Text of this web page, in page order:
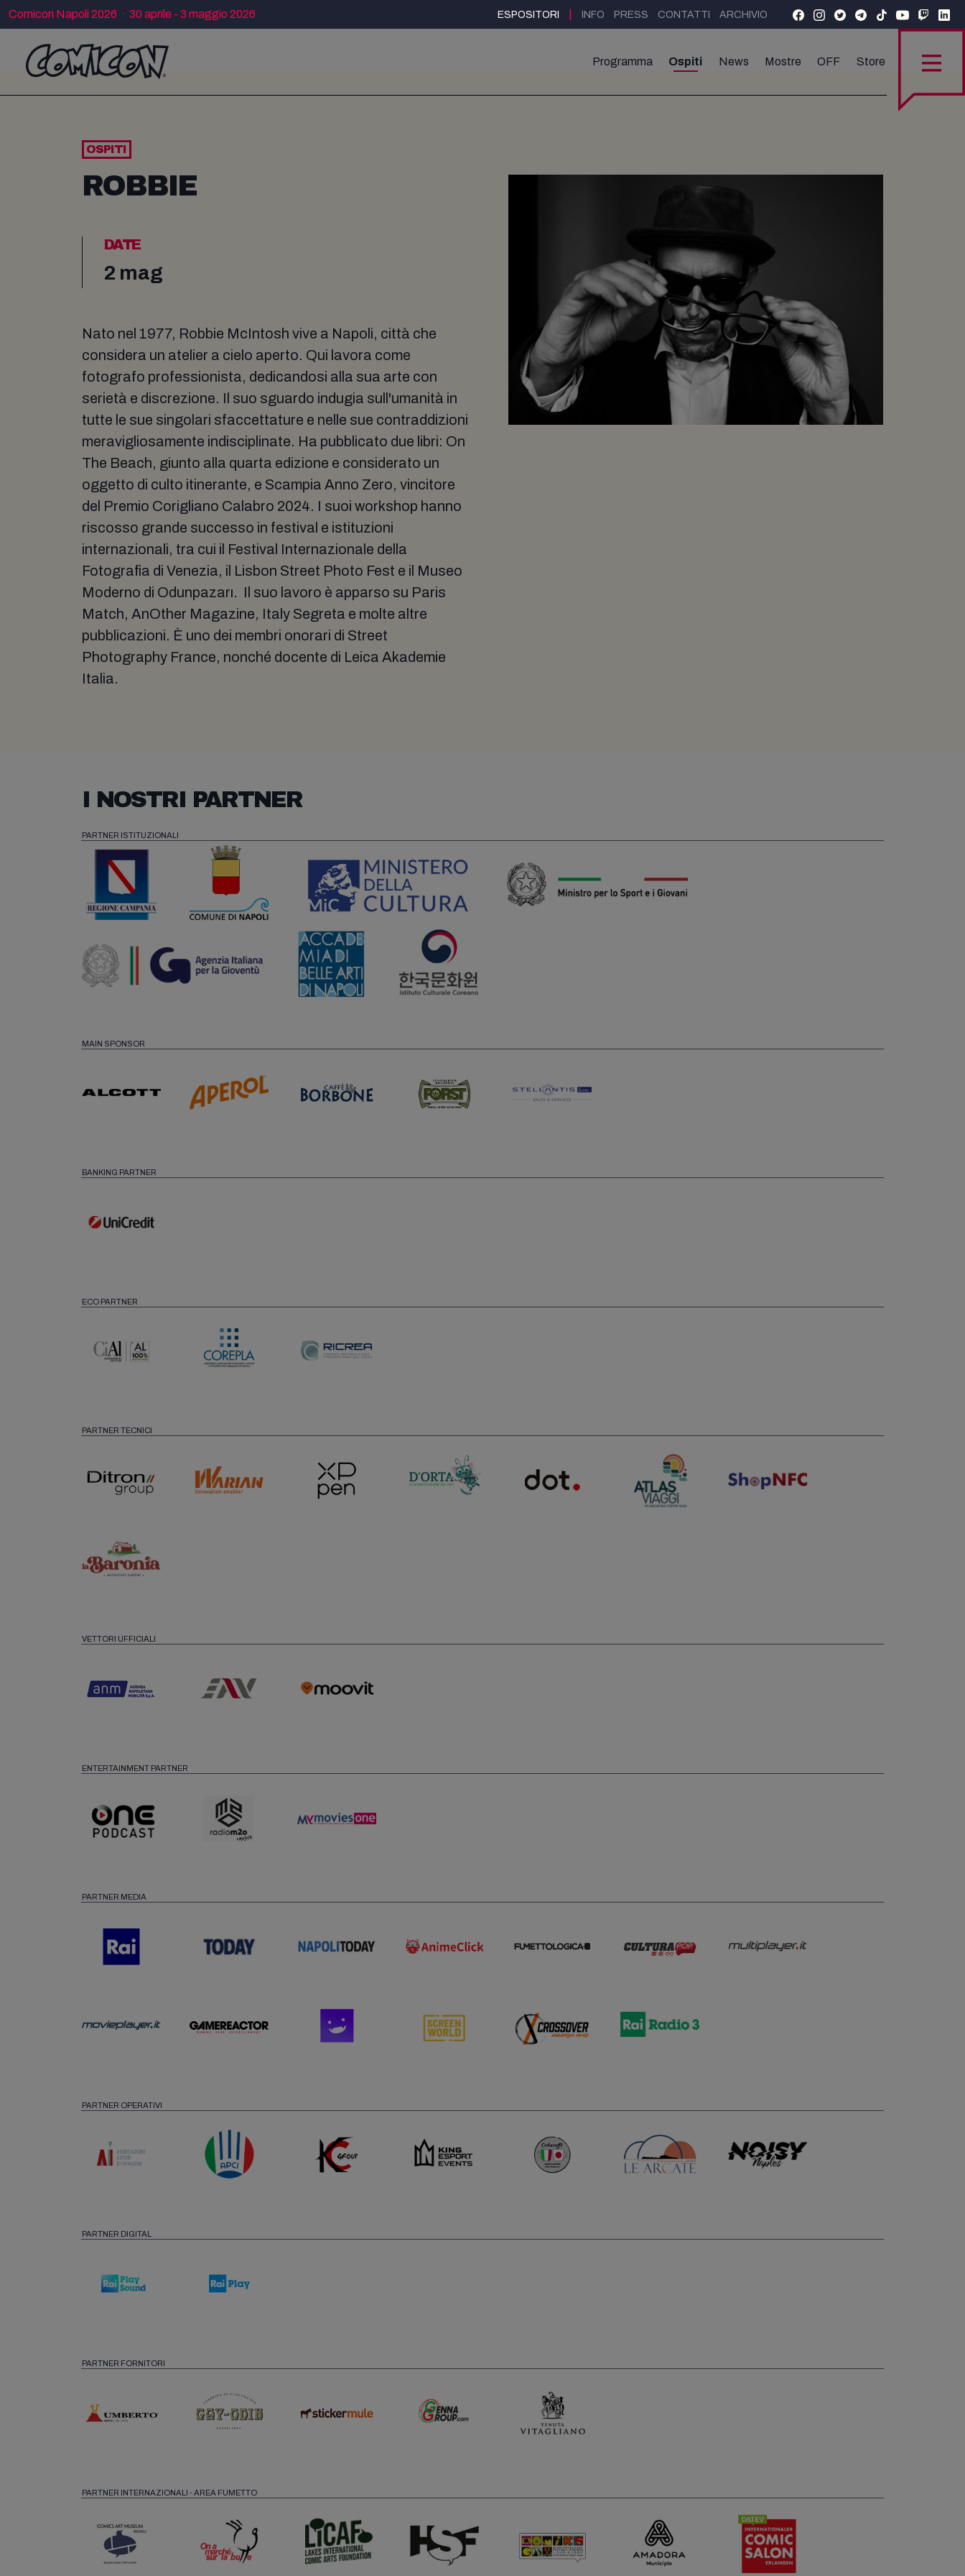
Comicon Napoli 2026 · 30 aprile - 3 maggio 2026 ESPOSITORI INFO PRESS CONTATTI ARCHIVIO
Programma Ospiti News Mostre OFF Store
OSPITI
ROBBIE
DATE
2 mag
Nato nel 1977, Robbie McIntosh vive a Napoli, città che
considera un atelier a cielo aperto. Qui lavora come
fotografo professionista, dedicandosi alla sua arte con
serietà e discrezione. Il suo sguardo indugia sull'umanità in
tutte le sue singolari sfaccettature e nelle sue contraddizioni
meravigliosamente indisciplinate. Ha pubblicato due libri: On
The Beach, giunto alla quarta edizione e considerato un
oggetto di culto itinerante, e Scampia Anno Zero, vincitore
del Premio Corigliano Calabro 2024. I suoi workshop hanno
riscosso grande successo in festival e istituzioni
internazionali, tra cui il Festival Internazionale della
Fotografia di Venezia, il Lisbon Street Photo Fest e il Museo
Moderno di Odunpazarı. Il suo lavoro è apparso su Paris
Match, AnOther Magazine, Italy Segreta e molte altre
pubblicazioni. È uno dei membri onorari di Street
Photography France, nonché docente di Leica Akademie
Italia.
I NOSTRI PARTNER
PARTNER ISTITUZIONALI
MAIN SPONSOR
BANKING PARTNER
ECO PARTNER
PARTNER TECNICI
VETTORI UFFICIALI
ENTERTAINMENT PARTNER
PARTNER MEDIA
PARTNER OPERATIVI
PARTNER DIGITAL
PARTNER FORNITORI
PARTNER INTERNAZIONALI - AREA FUMETTO